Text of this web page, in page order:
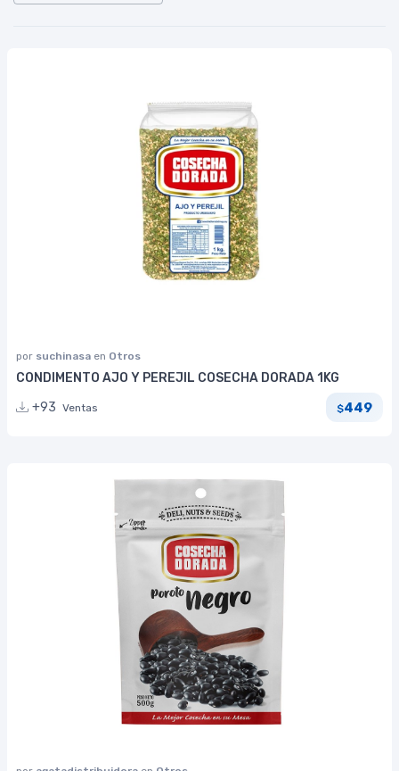
por suchinasa en Otros
CONDIMENTO AJO Y PEREJIL COSECHA DORADA 1KG
+93 Ventas $449